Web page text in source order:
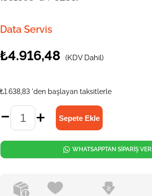
Data Servis
₺4.916,48 (KDV Dahil)
₺1.638,83 'den başlayan taksitlerle
WHATSAPPTAN SİPARİŞ VER